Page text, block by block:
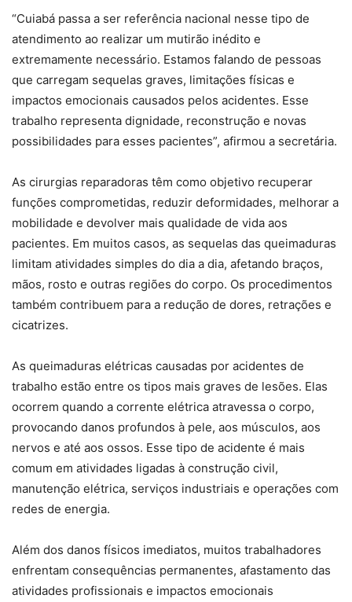
“Cuiabá passa a ser referência nacional nesse tipo de
atendimento ao realizar um mutirão inédito e
extremamente necessário. Estamos falando de pessoas
que carregam sequelas graves, limitações físicas e
impactos emocionais causados pelos acidentes. Esse
trabalho representa dignidade, reconstrução e novas
possibilidades para esses pacientes”, afirmou a secretária.
As cirurgias reparadoras têm como objetivo recuperar
funções comprometidas, reduzir deformidades, melhorar a
mobilidade e devolver mais qualidade de vida aos
pacientes. Em muitos casos, as sequelas das queimaduras
limitam atividades simples do dia a dia, afetando braços,
mãos, rosto e outras regiões do corpo. Os procedimentos
também contribuem para a redução de dores, retrações e
cicatrizes.
As queimaduras elétricas causadas por acidentes de
trabalho estão entre os tipos mais graves de lesões. Elas
ocorrem quando a corrente elétrica atravessa o corpo,
provocando danos profundos à pele, aos músculos, aos
nervos e até aos ossos. Esse tipo de acidente é mais
comum em atividades ligadas à construção civil,
manutenção elétrica, serviços industriais e operações com
redes de energia.
Além dos danos físicos imediatos, muitos trabalhadores
enfrentam consequências permanentes, afastamento das
atividades profissionais e impactos emocionais